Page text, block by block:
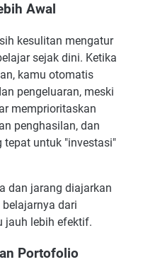
bisa memulai bisnis tanpa
untuk anak sekolah SMP
uang dari internet bagi
untuk pelajar?
untuk memulai usaha
fokus sekolah?
menghasilkan uang?
untuk mempromosikan
Awal
kesulitan mengatur
sejak dini. Ketika
kamu otomatis
pengeluaran, meski
memprioritaskan
penghasilan, dan
untuk "investasi"
dan jarang diajarkan
dari
jauh lebih efektif.
Portofolio